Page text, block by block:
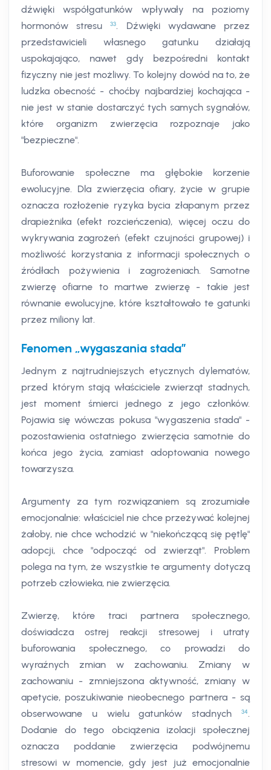
dźwięki współgatunków wpływały na poziomy
hormonów stresu33. Dźwięki wydawane przez
przedstawicieli własnego gatunku działają
uspokajająco, nawet gdy bezpośredni kontakt
fizyczny nie jest możliwy. To kolejny dowód na to, że
ludzka obecność - choćby najbardziej kochająca -
nie jest w stanie dostarczyć tych samych sygnałów,
które organizm zwierzęcia rozpoznaje jako
"bezpieczne".
Buforowanie społeczne ma głębokie korzenie
ewolucyjne. Dla zwierzęcia ofiary, życie w grupie
oznacza rozłożenie ryzyka bycia złapanym przez
drapieżnika (efekt rozcieńczenia), więcej oczu do
wykrywania zagrożeń (efekt czujności grupowej) i
możliwość korzystania z informacji społecznych o
źródłach pożywienia i zagrożeniach. Samotne
zwierzę ofiarne to martwe zwierzę - takie jest
równanie ewolucyjne, które kształtowało te gatunki
przez miliony lat.
Fenomen „wygaszania stada”
Jednym z najtrudniejszych etycznych dylematów,
przed którym stają właściciele zwierząt stadnych,
jest moment śmierci jednego z jego członków.
Pojawia się wówczas pokusa "wygaszenia stada" -
pozostawienia ostatniego zwierzęcia samotnie do
końca jego życia, zamiast adoptowania nowego
towarzysza.
Argumenty za tym rozwiązaniem są zrozumiałe
emocjonalnie: właściciel nie chce przeżywać kolejnej
żałoby, nie chce wchodzić w "niekończącą się pętlę"
adopcji, chce "odpocząć od zwierząt". Problem
polega na tym, że wszystkie te argumenty dotyczą
potrzeb człowieka, nie zwierzęcia.
Zwierzę, które traci partnera społecznego,
doświadcza ostrej reakcji stresowej i utraty
buforowania społecznego, co prowadzi do
wyraźnych zmian w zachowaniu. Zmiany w
zachowaniu - zmniejszona aktywność, zmiany w
apetycie, poszukiwanie nieobecnego partnera - są
obserwowane u wielu gatunków stadnych
34.
Dodanie do tego obciążenia izolacji społecznej
oznacza poddanie zwierzęcia podwójnemu
stresowi w momencie, gdy jest już emocjonalnie